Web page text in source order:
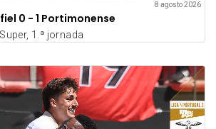
8 agosto 2026
0 - 1 Portimonense
1.ª jornada